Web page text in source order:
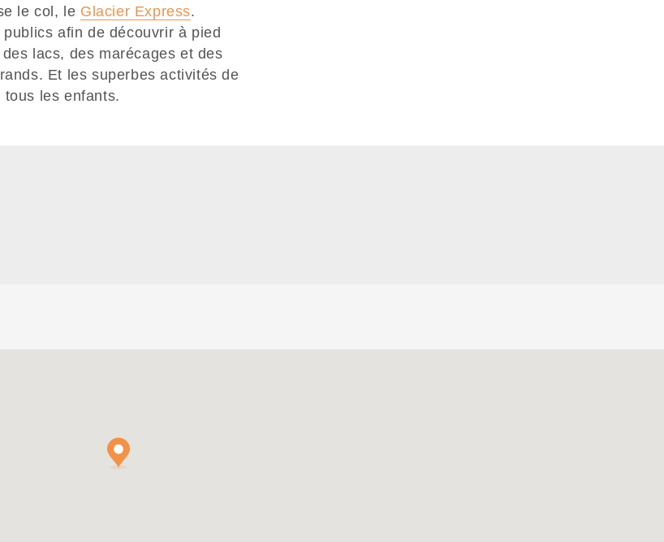
le col, le Glacier Express.
afin de découvrir à pied
lacs, des marécages et des
Et les superbes activités de
les enfants.